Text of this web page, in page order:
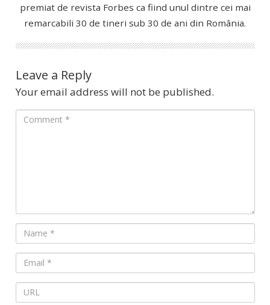
premiat de revista Forbes ca fiind unul dintre cei mai
remarcabili 30 de tineri sub 30 de ani din România.
Leave a Reply
Your email address will not be published.